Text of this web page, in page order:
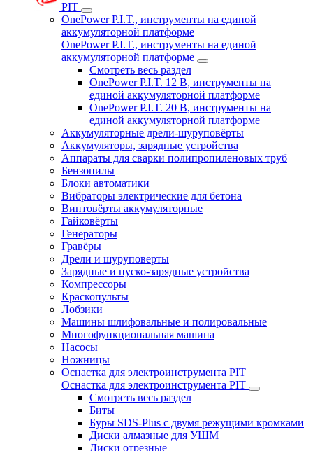
PIT
OnePower P.I.T., инструменты на единой
аккумуляторной платформе
OnePower P.I.T., инструменты на единой
аккумуляторной платформе
Смотреть весь раздел
OnePower P.I.T. 12 В, инструменты на
единой аккумуляторной платформе
OnePower P.I.T. 20 В, инструменты на
единой аккумуляторной платформе
Аккумуляторные дрели-шуруповёрты
Аккумуляторы, зарядные устройства
Аппараты для сварки полипропиленовых труб
Бензопилы
Блоки автоматики
Вибраторы электрические для бетона
Винтовёрты аккумуляторные
Гайковёрты
Генераторы
Гравёры
Дрели и шуруповерты
Зарядные и пуско-зарядные устройства
Компрессоры
Краскопульты
Лобзики
Машины шлифовальные и полировальные
Многофункциональная машина
Насосы
Ножницы
Оснастка для электроинструмента PIT
Оснастка для электроинструмента PIT
Смотреть весь раздел
Биты
Буры SDS-Plus c двумя режущими кромками
Диски алмазные для УШМ
Диски отрезные